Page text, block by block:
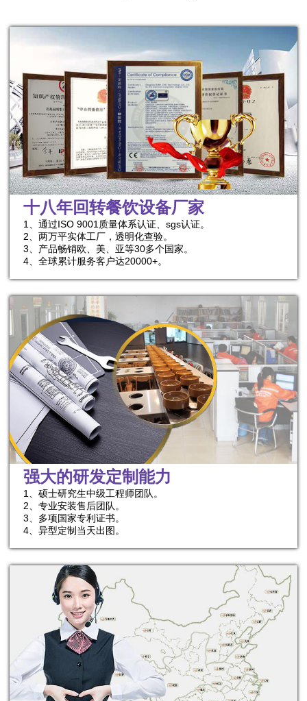
十八年回转餐饮设备厂家
1、通过ISO 9001质量体系认证、sgs认证。
2、两万平实体工厂，透明化查验。
3、产品畅销欧、美、亚等30多个国家。
4、全球累计服务客户达20000+。
强大的研发定制能力
1、硕士研究生中级工程师团队。
2、专业安装售后团队。
3、多项国家专利证书。
4、异型定制当天出图。